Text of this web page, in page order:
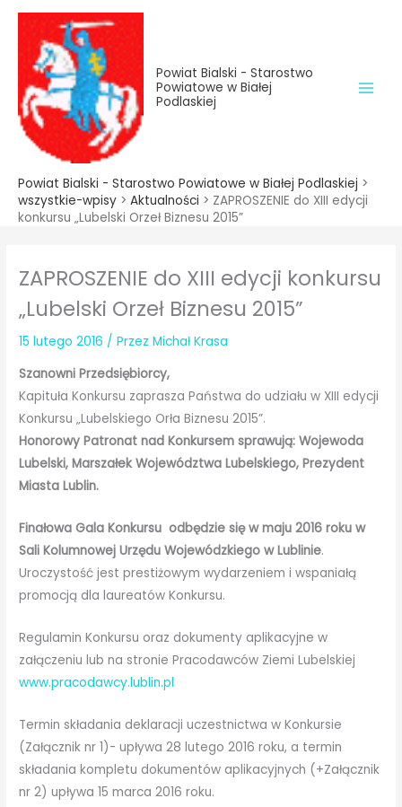
treści
Przejdź
treści
Powiat Bialski - Starostwo
Powiatowe w Białej
Podlaskiej
Powiat Bialski - Starostwo Powiatowe w Białej Podlaskiej >
wszystkie-wpisy > Aktualności > ZAPROSZENIE do XIII edycji
konkursu „Lubelski Orzeł Biznesu 2015”
ZAPROSZENIE do XIII edycji konkursu
„Lubelski Orzeł Biznesu 2015”
15 lutego 2016 / PrzezMichał Krasa
Szanowni Przedsiębiorcy,
Kapituła Konkursu zaprasza Państwa do udziału w XIII edycji
Konkursu „Lubelskiego Orła Biznesu 2015”.
Honorowy Patronat nad Konkursem sprawują: Wojewoda
Lubelski, Marszałek Województwa Lubelskiego, Prezydent
Miasta Lublin.
Finałowa Gala Konkursu odbędzie się w maju 2016 roku w
Sali Kolumnowej Urzędu Wojewódzkiego w Lublinie.
Uroczystość jest prestiżowym wydarzeniem i wspaniałą
promocją dla laureatów Konkursu.
Regulamin Konkursu oraz dokumenty aplikacyjne w
załączeniu lub na stronie Pracodawców Ziemi Lubelskiej
www.pracodawcy.lublin.pl
Termin składania deklaracji uczestnictwa w Konkursie
(Załącznik nr 1)- upływa 28 lutego 2016 roku, a termin
składania kompletu dokumentów aplikacyjnych (+Załącznik
nr 2) upływa 15 marca 2016 roku.